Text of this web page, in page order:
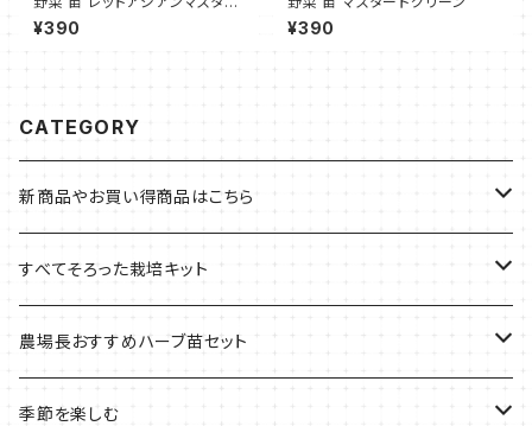
ド
¥390 ¥390
CATEGORY
新商品やお買い得商品はこちら
今イチオシの商品
季節のおすすめ商品
すべてそろった栽培キット
フェルトプランターの栽培キット
ルーツポーチの栽培キット
農場長おすすめハーブ苗セット
農場長おすすめセット
季節を楽しむ